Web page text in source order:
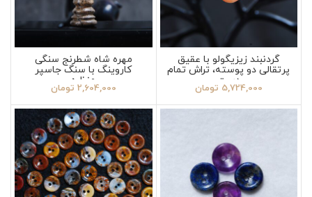
گردنبند زیزیگولو با عقیق
پرتقالی دو پوسته، تراش تمام
دست
5,724,000 تومان
مهره شاه شطرنج سنگی
کاروینگ با سنگ جاسپر
منظره
2,604,000 تومان